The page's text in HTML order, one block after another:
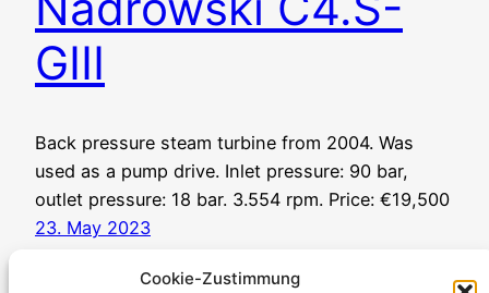
Cookie-Zustimmung
GIII
Back pressure steam turbine from 2004. Was
used as a pump drive. Inlet pressure: 90 bar,
outlet pressure: 18 bar. 3.554 rpm. Price: €19,500
23. May 2023